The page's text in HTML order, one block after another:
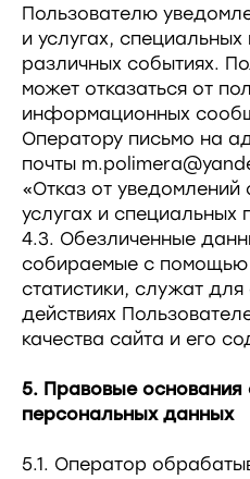
Пользователю
и услугах,
различных событиях.
может отказаться от
информационных
Оператору письмо на
почты
«Отказ от уведомлений
услугах и специальных
4.3. Обезличенные
собираемые с помощью
статистики, служат
действиях
качества сайта и его
5. Правовые основания
персональных данных
5.1. Оператор